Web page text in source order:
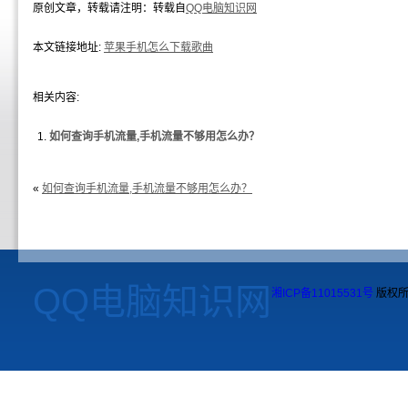
原创文章，转载请注明：转载自QQ电脑知识网
本文链接地址: 苹果手机怎么下载歌曲
相关内容:
如何查询手机流量,手机流量不够用怎么办？
« 如何查询手机流量,手机流量不够用怎么办？
QQ电脑知识网 湘ICP备11015531号 版权